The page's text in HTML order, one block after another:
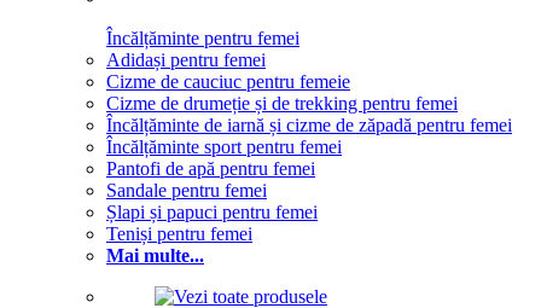
Încălțăminte pentru femei
Adidași pentru femei
Cizme de cauciuc pentru femeie
Cizme de drumeție și de trekking pentru femei
Încălțăminte de iarnă și cizme de zăpadă pentru femei
Încălțăminte sport pentru femei
Pantofi de apă pentru femei
Sandale pentru femei
Șlapi și papuci pentru femei
Teniși pentru femei
Mai multe...